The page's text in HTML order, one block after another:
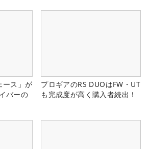
ース」が
バーの
プロギアのRS DUOはFW・UT
も完成度が高く購入者続出！